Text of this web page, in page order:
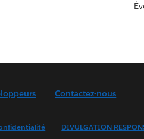
Contactez-nous
DIVULGATION